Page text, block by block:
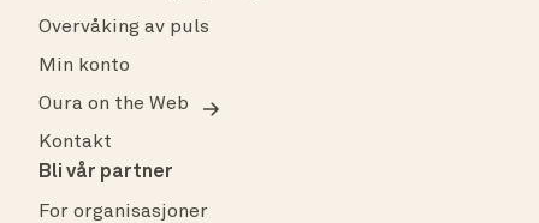
Overvåking av puls
Min konto
Oura on the Web
Kontakt
Bli vår partner
For organisasjoner